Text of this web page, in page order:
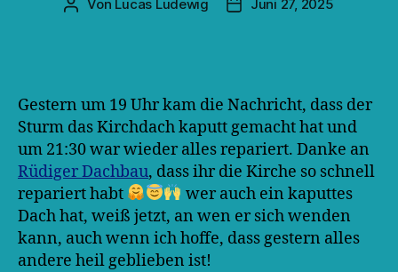
Beitragsautor
Von Lucas Ludewig Veröffentlichungsdatum
Juni 27, 2025
Gestern um 19 Uhr kam die Nachricht, dass der
Sturm das Kirchdach kaputt gemacht hat und
um 21:30 war wieder alles repariert. Danke an
Rüdiger Dachbau, dass ihr die Kirche so schnell
repariert habt
wer auch ein kaputtes
Dach hat, weiß jetzt, an wen er sich wenden
kann, auch wenn ich hoffe, dass gestern alles
andere heil geblieben ist!